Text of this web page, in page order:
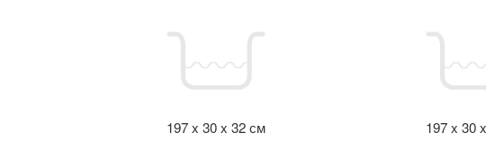
197 x 30 x 32 см 197 x 30